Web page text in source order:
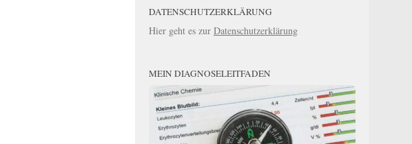
DATENSCHUTZERKLÄRUNG
Hier geht es zur Datenschutzerklärung
MEIN DIAGNOSELEITFADEN